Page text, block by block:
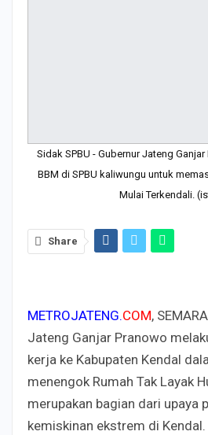
Sidak SPBU - Gubernur Jateng
BBM di SPBU kaliwungu untuk
Mulai Terkendali.
Share
METROJATENG.COM,
Jateng Ganjar Pranowo
kerja ke Kabupaten Kendal
menengok Rumah Tak Layak
merupakan bagian dari upaya
kemiskinan ekstrem di Kendal.